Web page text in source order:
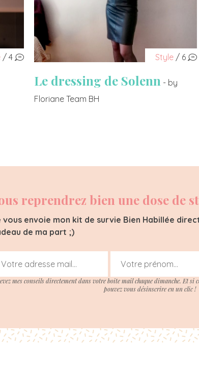
/ 4 Style / 6
Le dressing de Solenn - by
Floriane Team BH
reprendrez bien une dose de
vous envoie mon kit de survie Bien Habillée
de ma part ;)
mes conseils directement dans votre boite mail chaque dimanche. Et si
pouvez vous désinscrire en un clic !